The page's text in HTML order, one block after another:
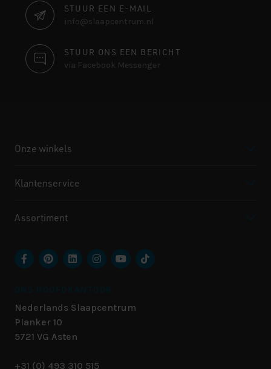
STUUR EEN E-MAIL
info@slaapcentrum.nl
STUUR ONS EEN BERICHT
via Facebook Messenger
Onze winkels
Klantenservice
Assortiment
Nederlands Slaapcentrum
Planker 10
5721 VG Asten
+31 (0) 493 310 515